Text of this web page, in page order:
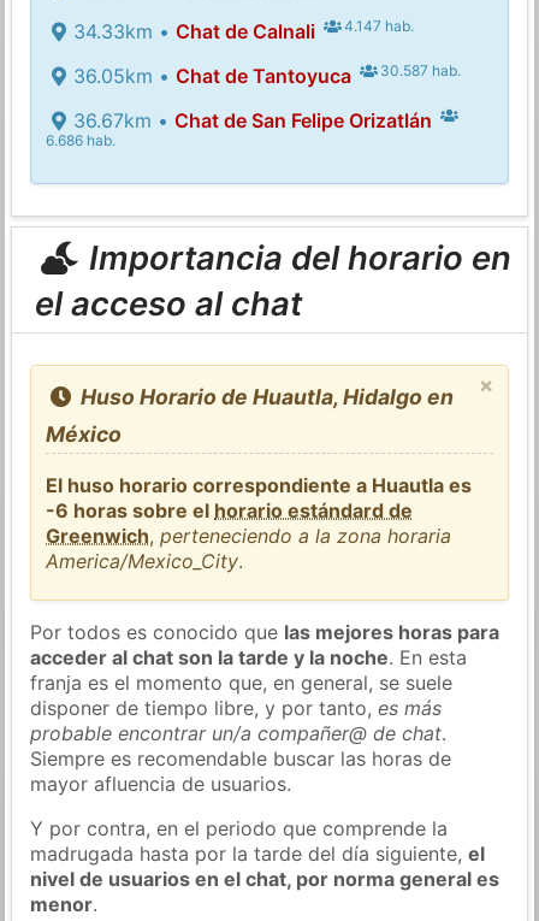
34.33km • Chat de Calnali 4.147 hab.
36.05km • Chat de Tantoyuca 30.587 hab.
36.67km • Chat de San Felipe Orizatlán
6.686 hab.
Importancia del horario en
el acceso al chat
×
Huso Horario de Huautla, Hidalgo en
México
El huso horario correspondiente a Huautla es
-6 horas sobre el horario estándard de
Greenwich,perteneciendo a la zona horaria
America/Mexico_City.
Por todos es conocido que las mejores horas para
acceder al chat son la tarde y la noche. En esta
franja es el momento que, en general, se suele
disponer de tiempo libre, y por tanto,es más
probable encontrar un/a compañer@ de chat.
Siempre es recomendable buscar las horas de
mayor afluencia de usuarios.
Y por contra, en el periodo que comprende la
madrugada hasta por la tarde del día siguiente,el
nivel de usuarios en el chat, por norma general es
menor.